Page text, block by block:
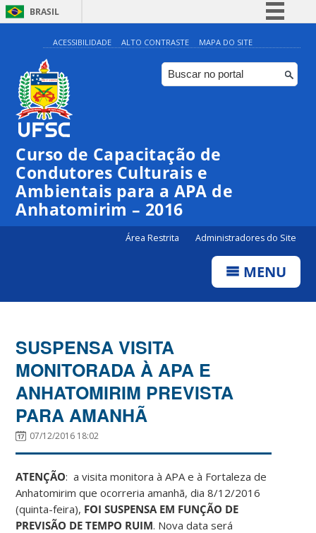
BRASIL
Simplifique!
Comunica BR
Participe
Canais
ACESSIBILIDADE ALTO CONTRASTE MAPA DO SITE
Curso de Capacitação de
Condutores Culturais e
Ambientais para a APA de
Anhatomirim – 2016
Área Restrita Administradores do Site
MENU
SUSPENSA VISITA
MONITORADA À APA E
ANHATOMIRIM PREVISTA
PARA AMANHÃ
07/12/2016 18:02
ATENÇÃO: a visita monitora à APA e à Fortaleza de
Anhatomirim que ocorreria amanhã, dia 8/12/2016
(quinta-feira), FOI SUSPENSA EM FUNÇÃO DE
PREVISÃO DE TEMPO RUIM. Nova data será